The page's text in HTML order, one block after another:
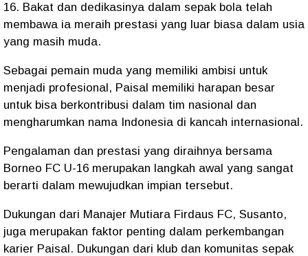
16. Bakat dan dedikasinya dalam sepak bola telah
membawa ia meraih prestasi yang luar biasa dalam usia
yang masih muda.
Sebagai pemain muda yang memiliki ambisi untuk
menjadi profesional, Paisal memiliki harapan besar
untuk bisa berkontribusi dalam tim nasional dan
mengharumkan nama Indonesia di kancah internasional.
Pengalaman dan prestasi yang diraihnya bersama
Borneo FC U-16 merupakan langkah awal yang sangat
berarti dalam mewujudkan impian tersebut.
Dukungan dari Manajer Mutiara Firdaus FC, Susanto,
juga merupakan faktor penting dalam perkembangan
karier Paisal. Dukungan dari klub dan komunitas sepak